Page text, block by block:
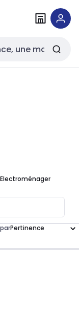
Electroménager